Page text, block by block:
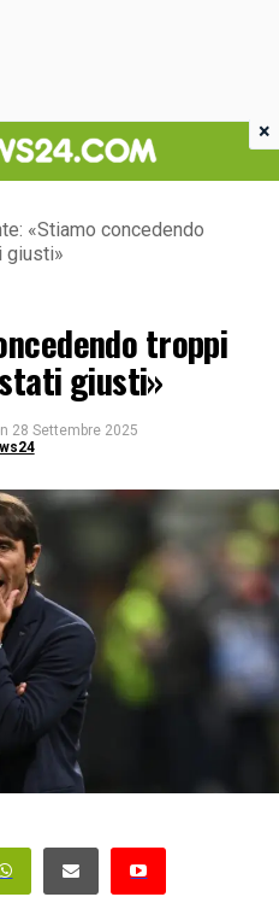
«Stiamo concedendo
giusti»
troppi
giusti»
28 Settembre 2025
×